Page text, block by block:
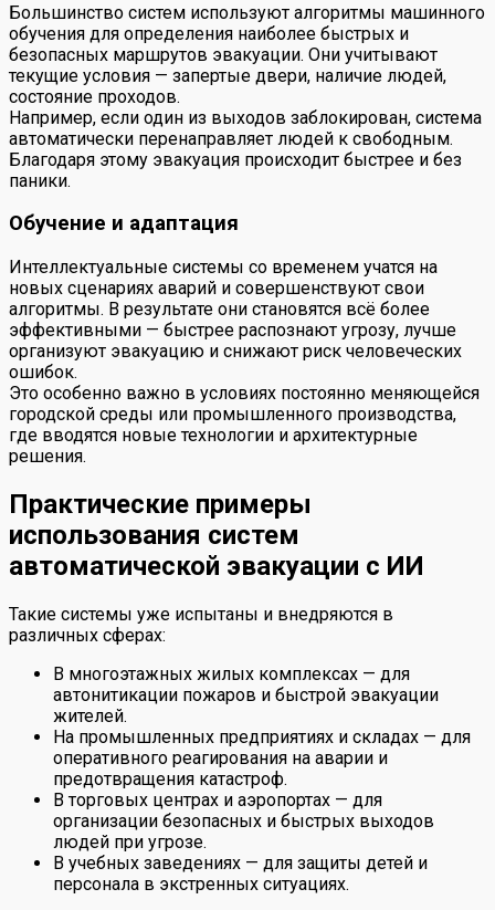
Большинство систем используют алгоритмы машинного
обучения для определения наиболее быстрых и
безопасных маршрутов эвакуации. Они учитывают
текущие условия — запертые двери, наличие людей,
состояние проходов.
Например, если один из выходов заблокирован, система
автоматически перенаправляет людей к свободным.
Благодаря этому эвакуация происходит быстрее и без
паники.
Обучение и адаптация
Интеллектуальные системы со временем учатся на
новых сценариях аварий и совершенствуют свои
алгоритмы. В результате они становятся всё более
эффективными — быстрее распознают угрозу, лучше
организуют эвакуацию и снижают риск человеческих
ошибок.
Это особенно важно в условиях постоянно меняющейся
городской среды или промышленного производства,
где вводятся новые технологии и архитектурные
решения.
Практические примеры
использования систем
автоматической эвакуации с ИИ
Такие системы уже испытаны и внедряются в
различных сферах:
В многоэтажных жилых комплексах — для
автонитикации пожаров и быстрой эвакуации
жителей.
На промышленных предприятиях и складах — для
оперативного реагирования на аварии и
предотвращения катастроф.
В торговых центрах и аэропортах — для
организации безопасных и быстрых выходов
людей при угрозе.
В учебных заведениях — для защиты детей и
персонала в экстренных ситуациях.